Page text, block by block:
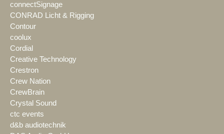
connectSignage
CONRAD Licht & Rigging
Contour
coolux
Cordial
Creative Technology
Crestron
Crew Nation
CrewBrain
Crystal Sound
ctc events
d&b audiotechnik